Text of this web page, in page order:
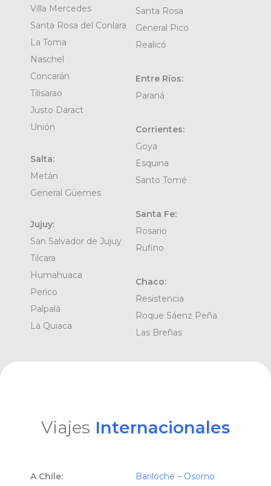
Villa Mercedes
Santa Rosa del Conlara
La Toma
Naschel
Concarán
Tilisarao
Justo Daract
Unión
Salta:
Metán
General Güemes
Jujuy:
San Salvador de Jujuy
Tilcara
Humahuaca
Perico
Palpalá
La Quiaca
Santa Rosa
General Pico
Realicó
Entre Ríos:
Paraná
Corrientes:
Goya
Esquina
Santo Tomé
Santa Fe:
Rosario
Rufino
Chaco:
Resistencia
Roque Sáenz Peña
Las Breñas
Viajes Internacionales
A Chile:
Bariloche – Osorno